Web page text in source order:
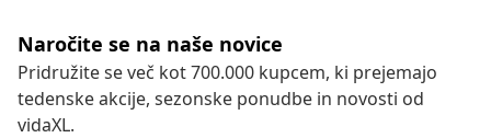
Naročite se na naše novice
Pridružite se več kot 700.000 kupcem, ki prejemajo
tedenske akcije, sezonske ponudbe in novosti od
vidaXL.